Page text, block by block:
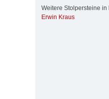
Weitere Stolpersteine in
Erwin Kraus